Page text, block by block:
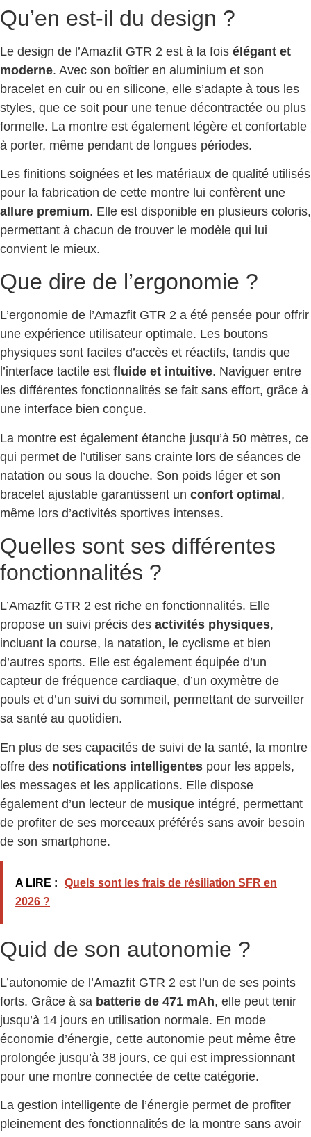
Qu’en est-il du design ?
Le design de l’Amazfit GTR 2 est à la fois élégant et
moderne. Avec son boîtier en aluminium et son
bracelet en cuir ou en silicone, elle s’adapte à tous les
styles, que ce soit pour une tenue décontractée ou plus
formelle. La montre est également légère et confortable
à porter, même pendant de longues périodes.
Les finitions soignées et les matériaux de qualité utilisés
pour la fabrication de cette montre lui confèrent une
allure premium. Elle est disponible en plusieurs coloris,
permettant à chacun de trouver le modèle qui lui
convient le mieux.
Que dire de l’ergonomie ?
L’ergonomie de l’Amazfit GTR 2 a été pensée pour offrir
une expérience utilisateur optimale. Les boutons
physiques sont faciles d’accès et réactifs, tandis que
l’interface tactile est fluide et intuitive. Naviguer entre
les différentes fonctionnalités se fait sans effort, grâce à
une interface bien conçue.
La montre est également étanche jusqu’à 50 mètres, ce
qui permet de l’utiliser sans crainte lors de séances de
natation ou sous la douche. Son poids léger et son
bracelet ajustable garantissent un confort optimal,
même lors d’activités sportives intenses.
Quelles sont ses différentes
fonctionnalités ?
L’Amazfit GTR 2 est riche en fonctionnalités. Elle
propose un suivi précis des activités physiques,
incluant la course, la natation, le cyclisme et bien
d’autres sports. Elle est également équipée d’un
capteur de fréquence cardiaque, d’un oxymètre de
pouls et d’un suivi du sommeil, permettant de surveiller
sa santé au quotidien.
En plus de ses capacités de suivi de la santé, la montre
offre des notifications intelligentes pour les appels,
les messages et les applications. Elle dispose
également d’un lecteur de musique intégré, permettant
de profiter de ses morceaux préférés sans avoir besoin
de son smartphone.
A LIRE :
Quels sont les frais de résiliation SFR en
2026 ?
Quid de son autonomie ?
L’autonomie de l’Amazfit GTR 2 est l’un de ses points
forts. Grâce à sa batterie de 471 mAh, elle peut tenir
jusqu’à 14 jours en utilisation normale. En mode
économie d’énergie, cette autonomie peut même être
prolongée jusqu’à 38 jours, ce qui est impressionnant
pour une montre connectée de cette catégorie.
La gestion intelligente de l’énergie permet de profiter
pleinement des fonctionnalités de la montre sans avoir